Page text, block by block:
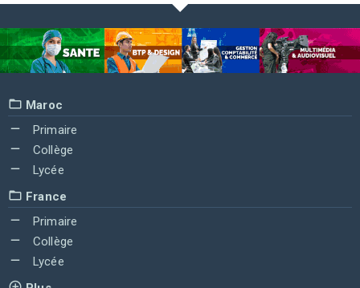
Maroc
Primaire
Collège
Lycée
France
Primaire
Collège
Lycée